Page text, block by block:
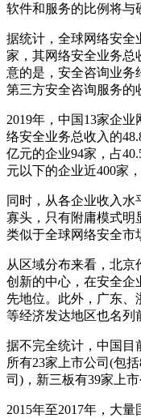
软件和服务的比例将与
据统计，全球网络安全
家，其网络安全业务总
意的是，安全咨询业务
第三方安全咨询服务的
2019年，中国13家企
络安全业务总收入的
亿元的企业94家，占
元以下的企业近400家，
同时，从各企业收入
寡头，只有附庸模式
类似于全球网络安全市
从区域分布来看，北
创新的中心，在安全企
先地位。此外，广东
等经济发达地区也名列
据不完全统计，中国目
所有23家上市公司(包
司)，新三板有39家上市
2015年至2017年，大